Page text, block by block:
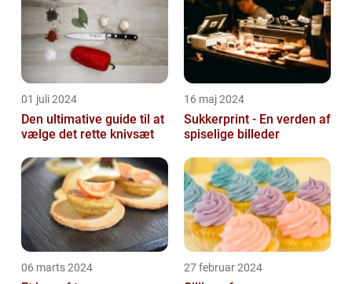
01 juli 2024
Den ultimative guide til at
vælge det rette knivsæt
16 maj 2024
Sukkerprint - En verden af
spiselige billeder
06 marts 2024 27 februar 2024